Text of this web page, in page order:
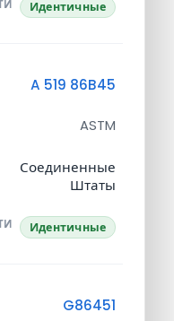
Идентичные
A 519 86B45
ASTM
Соединенные
Штаты
Идентичные
G86451